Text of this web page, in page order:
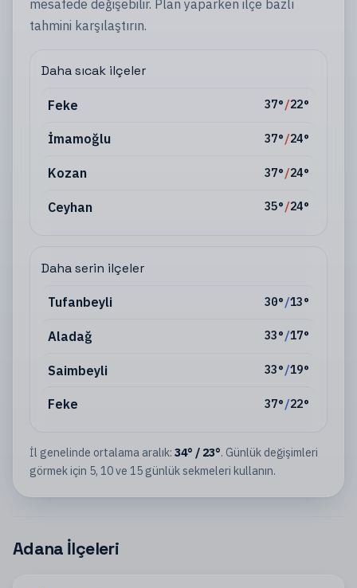
mesafede değişebilir. Plan yaparken ilçe bazlı
tahmini karşılaştırın.
Daha sıcak ilçeler
Feke 37°/22°
İmamoğlu 37°/24°
Kozan 37°/24°
Ceyhan 35°/24°
Daha serin ilçeler
Tufanbeyli 30°/13°
Aladağ 33°/17°
Saimbeyli 33°/19°
Feke 37°/22°
İl genelinde ortalama aralık: 34° / 23°. Günlük değişimleri
görmek için 5, 10 ve 15 günlük sekmeleri kullanın.
Adana İlçeleri